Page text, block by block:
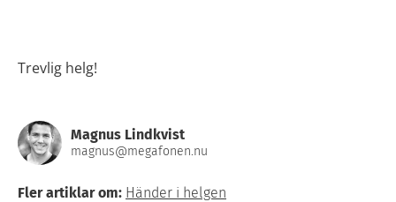
Trevlig helg!
Magnus Lindkvist
magnus@megafonen.nu
Fler artiklar om: Händer i helgen